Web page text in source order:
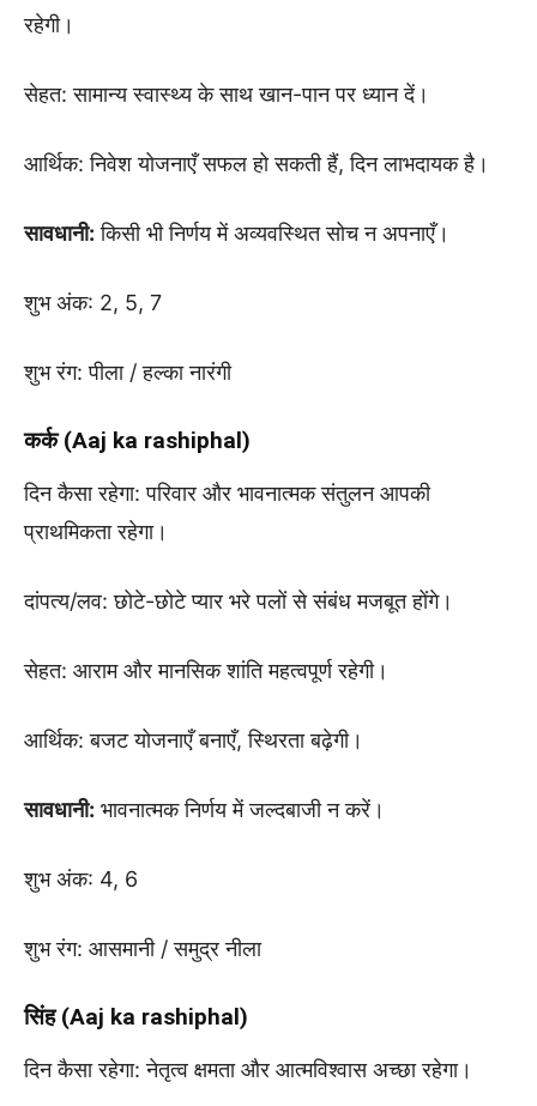
रहेगी।
सेहत: सामान्य स्वास्थ्य के साथ खान-पान पर ध्यान दें।
आर्थिक: निवेश योजनाएँ सफल हो सकती हैं, दिन लाभदायक है।
सावधानी: किसी भी निर्णय में अव्यवस्थित सोच न अपनाएँ।
शुभ अंक: 2, 5, 7
शुभ रंग: पीला / हल्का नारंगी
कर्क (Aaj ka rashiphal)
दिन कैसा रहेगा: परिवार और भावनात्मक संतुलन आपकी
प्राथमिकता रहेगा।
दांपत्य/लव: छोटे-छोटे प्यार भरे पलों से संबंध मजबूत होंगे।
सेहत: आराम और मानसिक शांति महत्वपूर्ण रहेगी।
आर्थिक: बजट योजनाएँ बनाएँ, स्थिरता बढ़ेगी।
सावधानी: भावनात्मक निर्णय में जल्दबाजी न करें।
शुभ अंक: 4, 6
शुभ रंग: आसमानी / समुद्र नीला
सिंह (Aaj ka rashiphal)
दिन कैसा रहेगा: नेतृत्व क्षमता और आत्मविश्वास अच्छा रहेगा।